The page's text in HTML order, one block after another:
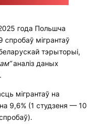
года Польшча
спробаў мігрантаў
тэрыторыі,
аналіз даных
мігрантаў на
9,6% (1 студзеня — 10